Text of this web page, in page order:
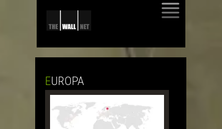
EUROPA